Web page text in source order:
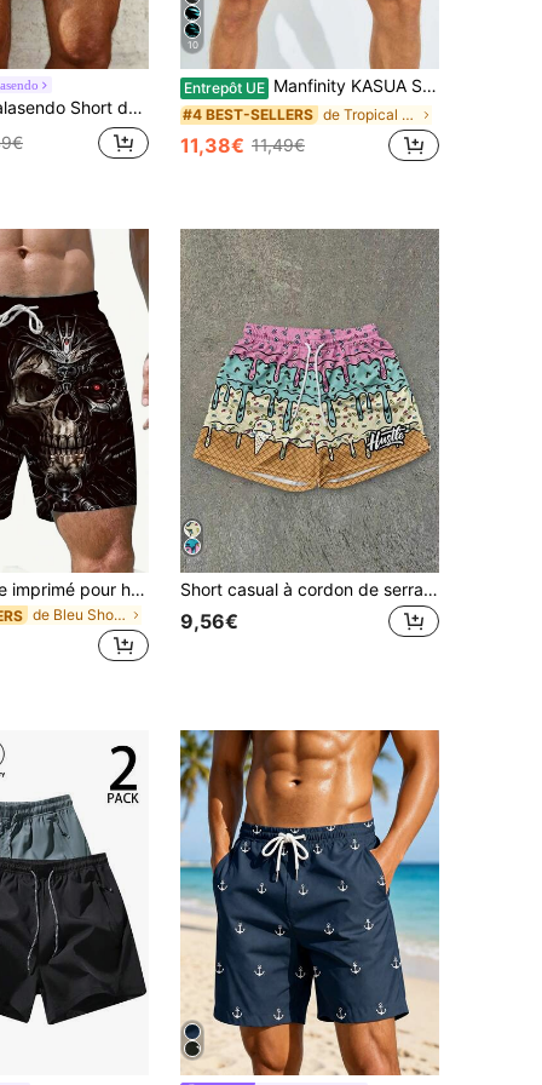
plage décontracté pour homme avec taille à cordon de serrage, poches et blocs de couleurs, vacances et congés
10
Entrepôt UE Manfinity KASUA Short de plage décontracté pour hommes avec poches en biais, cordon de serrage à la taille, imprimé tout-sur-tout
#4 BEST-SELLERS de Tropical Shorts de plage pour hommes
11,38€ 11,49€
Short de plage imprimé pour hommes avec cordon de serrage et impression 3D exquise de crâne. Convient pour l'été, la plage, la piscine et les stations balnéaires, style hawaïen
de Bleu Shorts de plage pour hommes
Short casual à cordon de serrage et séchage rapide à couleur contrastante pour homme, convient pour un usage quotidien, les vacances et la plage
9,56€